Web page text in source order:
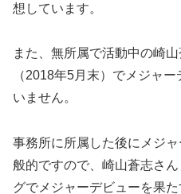
想しています。
また、無所属で活動中の崎
（2018年5月末）でメジャ
いません。
事務所に所属した後にメジ
般的ですので、崎山蒼志さ
グでメジャーデビューを果